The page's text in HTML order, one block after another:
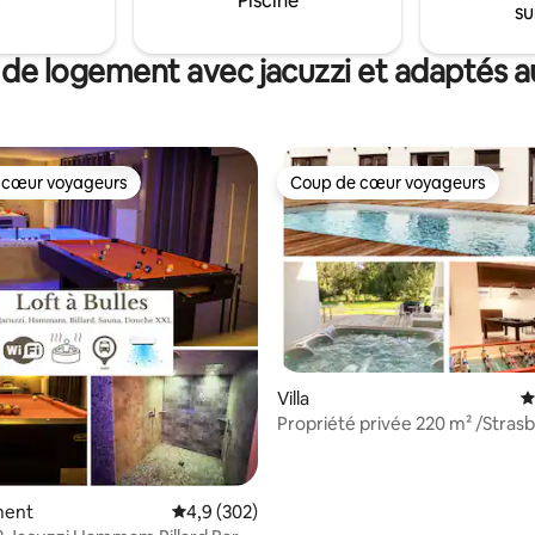
logement avec jacuzzi et adaptés
base de 101 commentaires : 4,98 sur 5
cœur voyageurs
voyageurs
Évaluation moyenne sur la base de 302
4,9 (302)
Coup de cœur voyageurs
Coup de cœur voyageurs
Villa
Propriété privée 220 m² /